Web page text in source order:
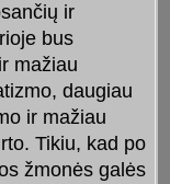
ir
bus
mažiau
daugiau
ir mažiau
Tikiu, kad po
žmonės galės